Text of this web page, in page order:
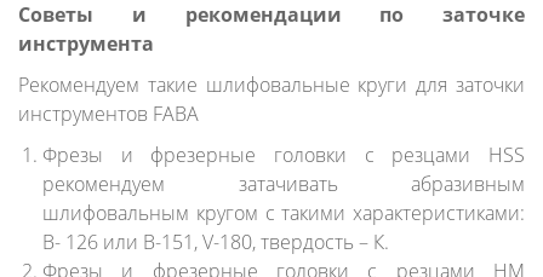
Советы и рекомендации по заточке
инструмента
Рекомендуем такие шлифовальные круги для заточки
инструментов FABA
Фрезы и фрезерные головки с резцами HSS
рекомендуем затачивать абразивным
шлифовальным кругом с такими характеристиками:
B- 126 или В-151, V-180, твердость – К.
Фрезы и фрезерные головки с резцами HM